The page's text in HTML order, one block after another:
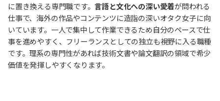
に置き換える専門職です。 言語と文化への深い愛着が問われる
仕事で、海外の作品やコンテンツに造詣の深いオタク女子に向
いています。一人で集中して作業できるため自分のペースで仕
事を進めやすく、フリーランスとしての独立も視野に入る職種
です。理系の専門性があれば技術文書や論文翻訳の領域で希少
価値を発揮しやすくなります。